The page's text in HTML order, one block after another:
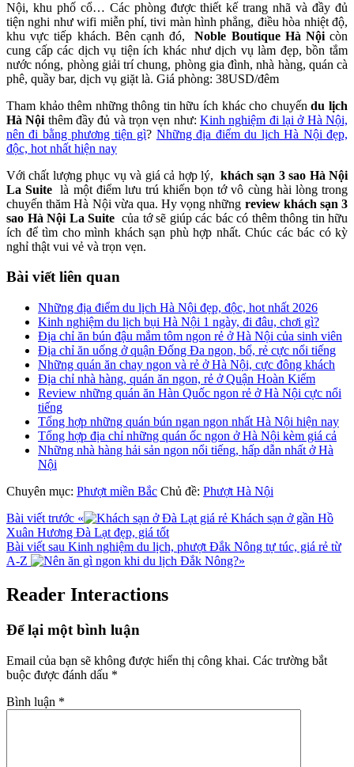
Nội, khu phố cổ… Các phòng được thiết kế trang nhã và đầy đủ
tiện nghi như wifi miễn phí, tivi màn hình phẳng, điều hòa nhiệt độ,
khu vực tiếp khách. Bên cạnh đó,
Noble Boutique Hà Nội còn
cung cấp các dịch vụ tiện ích khác như dịch vụ làm đẹp, bồn tắm
nước nóng, phòng giải trí chung, phòng gia đình, nhà hàng, quán cà
phê, quầy bar, dịch vụ giặt là. Giá phòng: 38USD/đêm
Tham khảo thêm những thông tin hữu ích khác cho chuyếndu lịch
Hà Nội thêm đầy đủ và trọn vẹn như:Kinh nghiệm đi lại ở Hà Nội,
nên đi bằng phương tiện gì? Những địa điểm du lịch Hà Nội đẹp,
độc, hot nhất hiện nay
Với chất lượng phục vụ và giá cả hợp lý, khách sạn 3 sao Hà Nội
La Suite
là một điểm lưu trú khiến bọn tớ vô cùng hài lòng trong
chuyến thăm Hà Nội vừa qua. Hy vọng những review khách sạn 3
sao Hà Nội La Suite của tớ sẽ giúp các bác có thêm thông tin hữu
ích để tìm cho mình khách sạn phù hợp nhất. Chúc các bác có kỳ
nghỉ thật vui vẻ và trọn vẹn.
Bài viết liên quan
Những địa điểm du lịch Hà Nội đẹp, độc, hot nhất 2026
Kinh nghiệm du lịch bụi Hà Nội 1 ngày, đi đâu, chơi gì?
Địa chỉ ăn bún đậu mắm tôm ngon rẻ ở Hà Nội của sinh viên
Địa chỉ ăn uống ở quận Đống Đa ngon, bổ, rẻ cực nổi tiếng
Những quán ăn chay ngon và rẻ ở Hà Nội, cực đông khách
Địa chỉ nhà hàng, quán ăn ngon, rẻ ở Quận Hoàn Kiếm
Review những quán ăn Hàn Quốc ngon rẻ ở Hà Nội cực nổi
tiếng
Tổng hợp những quán bún ngan ngon nhất Hà Nội hiện nay
Tổng hợp địa chỉ những quán ốc ngon ở Hà Nội kèm giá cả
Những nhà hàng hải sản ngon nổi tiếng, hấp dẫn nhất ở Hà
Nội
Chuyên mục: Phượt miền Bắc Chủ đề: Phượt Hà Nội
Bài viết trước «
Khách sạn ở gần Hồ
Xuân Hương Đà Lạt đẹp, giá tốt
Bài viết sau Kinh nghiệm du lịch, phượt Đắk Nông tự túc, giá rẻ từ
A-Z
»
Reader Interactions
Để lại một bình luận
Email của bạn sẽ không được hiển thị công khai. Các trường bắt
buộc được đánh dấu *
Bình luận *